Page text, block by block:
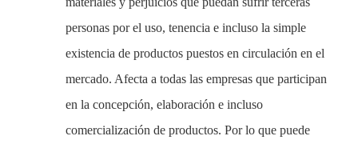
personas por el uso, tenencia e incluso la simple
existencia de productos puestos en circulación en el
mercado. Afecta a todas las empresas que participan
en la concepción, elaboración e incluso
comercialización de productos. Por lo que puede
Close
Sectores
Empresas
Particulares